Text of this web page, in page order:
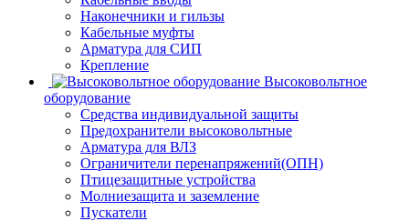
Наконечники и гильзы
Кабельные муфты
Арматура для СИП
Крепление
Высоковольтное
оборудование
Средства индивидуальной защиты
Предохранители высоковольтные
Арматура для ВЛЗ
Ограничители перенапряжений(ОПН)
Птицезащитные устройства
Молниезащита и заземление
Пускатели